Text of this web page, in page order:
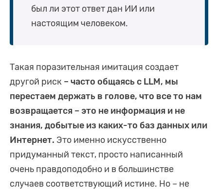
был ли этот ответ дан ИИ или
настоящим человеком.
Такая поразительная имитация создает
другой риск – часто общаясь с LLM, мы
перестаем держать в голове, что все то нам
возвращается – это не информация и не
знания, добытые из каких-то баз данных или
Интернет. Это именно искусственно
придуманный текст, просто написанный
очень правдоподобно и в большинстве
случаев соответствующий истине. Но – не